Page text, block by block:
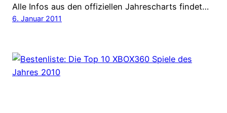
Alle Infos aus den offiziellen Jahrescharts findet…
6. Januar 2011